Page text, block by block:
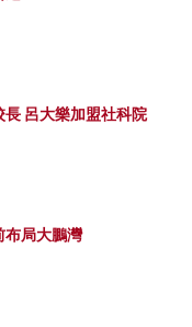
呂大樂加盟社科院
布局大鵬灣